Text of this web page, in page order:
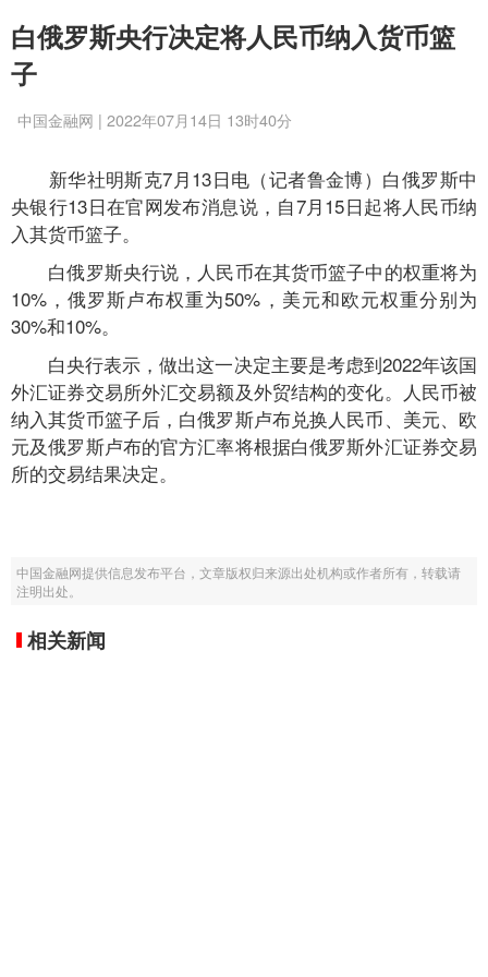
白俄罗斯央行决定将人民币纳入货币篮
子
中国金融网 | 2022年07月14日 13时40分
新华社明斯克7月13日电（记者鲁金博）白俄罗斯中
央银行13日在官网发布消息说，自7月15日起将人民币纳
入其货币篮子。
白俄罗斯央行说，人民币在其货币篮子中的权重将为
10%，俄罗斯卢布权重为50%，美元和欧元权重分别为
30%和10%。
白央行表示，做出这一决定主要是考虑到2022年该国
外汇证券交易所外汇交易额及外贸结构的变化。人民币被
纳入其货币篮子后，白俄罗斯卢布兑换人民币、美元、欧
元及俄罗斯卢布的官方汇率将根据白俄罗斯外汇证券交易
所的交易结果决定。
中国金融网提供信息发布平台，文章版权归来源出处机构或作者所有，转载请
注明出处。
相关新闻